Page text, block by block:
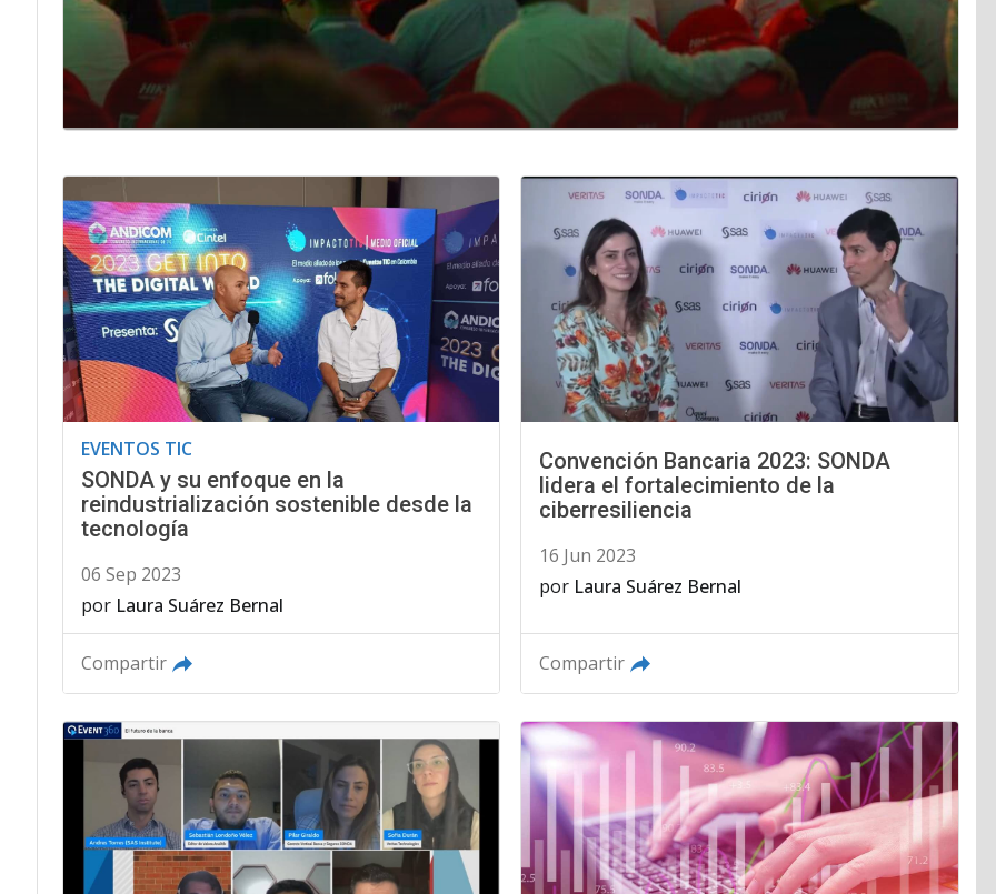
EVENTOS TIC
SONDA y su enfoque en la
reindustrialización sostenible desde la
tecnología
06 Sep 2023
por Laura Suárez Bernal
Compartir
Convención Bancaria 2023: SONDA
lidera el fortalecimiento de la
ciberresiliencia
16 Jun 2023
por Laura Suárez Bernal
Compartir